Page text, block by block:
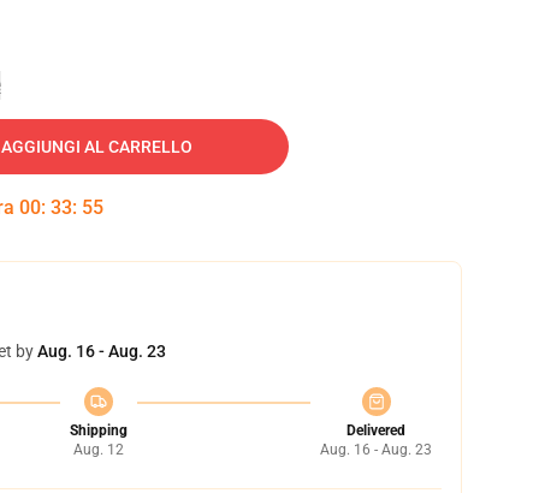
AGGIUNGI AL CARRELLO
00: 33: 54
byAug. 16 - Aug. 23
Shipping
Aug. 12
Delivered
Aug. 16 - Aug. 23